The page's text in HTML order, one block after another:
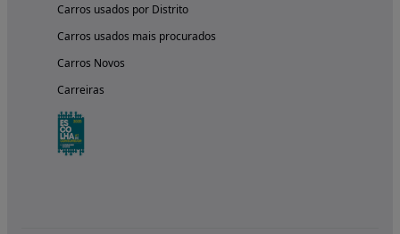
Carros usados por Distrito
Carros usados mais procurados
Carros Novos
Carreiras